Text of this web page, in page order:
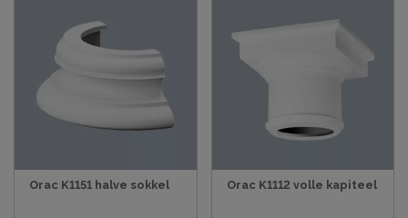
Orac K1151 halve sokkel Orac K1112 volle kapiteel